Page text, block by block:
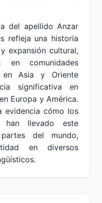
del apellido Anzar
refleja una historia
expansión cultural,
comunidades
en Asia y Oriente
significativa en
Europa y América.
evidencia cómo los
han llevado este
del mundo,
en diversos